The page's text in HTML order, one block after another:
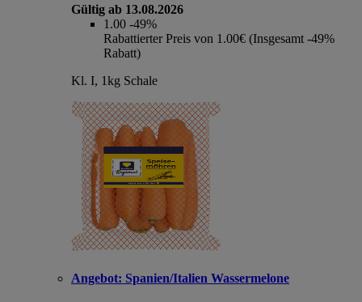
Gültig ab 13.08.2026
1.00 -49%
Rabattierter Preis von 1.00€ (Insgesamt -49%
Rabatt)
Kl. I, 1kg Schale
Angebot: Spanien/Italien Wassermelone